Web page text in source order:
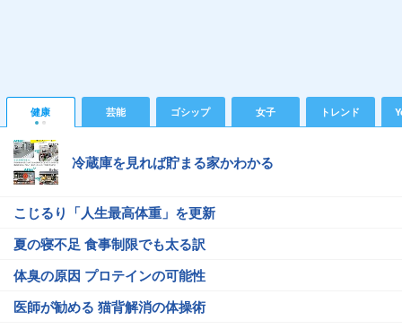
健康 芸能 ゴシップ 女子 トレンド
冷蔵庫を見れば貯まる家かわかる
こじるり「人生最高体重」を更新
夏の寝不足 食事制限でも太る訳
体臭の原因 プロテインの可能性
医師が勧める 猫背解消の体操術